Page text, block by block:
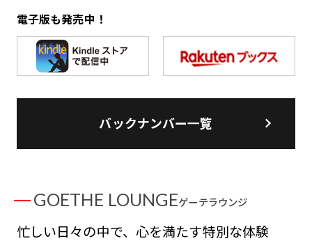
電子版も発売中！
バックナンバー一覧
GOETHE LOUNGEゲーテラウンジ
忙しい日々の中で、心を満たす特別な体験